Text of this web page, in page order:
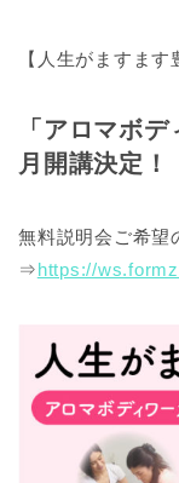
【人生がますます
「アロマボ
月開講決定！
無料説明会ご希望
⇒https://